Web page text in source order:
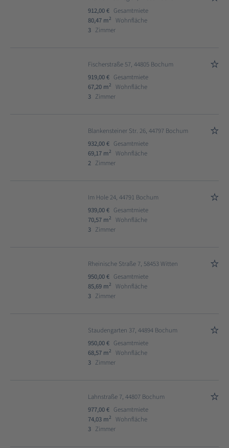
912,00 € Gesamtmiete
80,47 m2
Wohnfläche
3 Zimmer
Fischerstraße 57, 44805 Bochum
919,00 € Gesamtmiete
67,20 m2
Wohnfläche
3 Zimmer
Blankensteiner Str. 26, 44797 Bochum
932,00 € Gesamtmiete
69,17 m2
Wohnfläche
2 Zimmer
Im Hole 24, 44791 Bochum
939,00 € Gesamtmiete
70,57 m2
Wohnfläche
3 Zimmer
Rheinische Straße 7, 58453 Witten
950,00 € Gesamtmiete
85,69 m2
Wohnfläche
3 Zimmer
Staudengarten 37, 44894 Bochum
950,00 € Gesamtmiete
68,57 m2
Wohnfläche
3 Zimmer
Lahnstraße 7, 44807 Bochum
977,00 € Gesamtmiete
74,03 m2
Wohnfläche
3 Zimmer